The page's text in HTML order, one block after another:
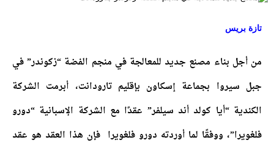
تازة بريس
من أجل بناء مصنع جديد للمعالجة في منجم الفضة “زكوندر” في
جبل سيروا بجماعة إسكاون بإقليم تارودانت، أبرمت الشركة
الكندية “أيا كولد أند سيلفر” عقدًا مع الشركة الإسبانية “دورو
فلغويرا”، ووفقًا لما أوردته دورو فلغويرا فإن هذا العقد هو عقد